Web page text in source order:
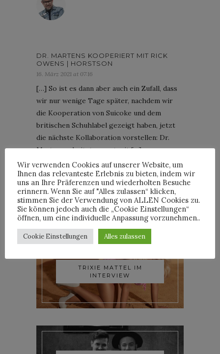
DR. MARTENS KOOPERIERT MIT RICK
OWENS | HORSTSON
16. März 2021 at 07:16
[…] So ist es dann aber auch ein Zufall, dass
wir nur wenige Tage später, nachdem wir
die Kooperation von Suicoke und dem
britischen Schuhlabel gezeigt haben, jetzt
die nächste Kollaboration vorstellen: Dr.
Martens arbeitet erneut mit […]
INTERVIEWS
TRIXIE MATTEL IM
INTERVIEW
Wir verwenden Cookies auf unserer Website, um
Ihnen das relevanteste Erlebnis zu bieten, indem wir
uns an Ihre Präferenzen und wiederholten Besuche
erinnern. Wenn Sie auf "Alles zulassen“ klicken,
stimmen Sie der Verwendung von ALLEN Cookies zu.
Sie können jedoch auch die „Cookie Einstellungen“
öffnen, um eine individuelle Anpassung vorzunehmen..
Cookie Einstellungen Alles zulassen